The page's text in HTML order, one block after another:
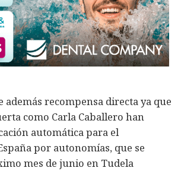
además recompensa directa ya que
como Carla Caballero han
automática para el
por autonomías, que se
mes de junio en Tudela